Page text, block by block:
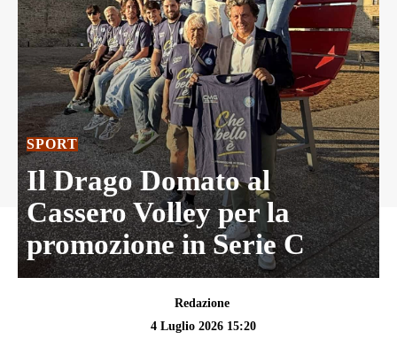
SPORT
Il Drago Domato al
Cassero Volley per la
promozione in Serie C
Redazione
4 Luglio 2026 15:20